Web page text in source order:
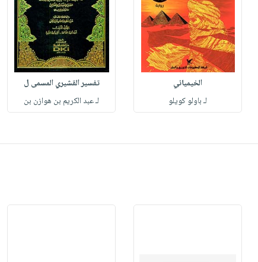
الخيميائي
لـ باولو كويلو
تفسير القشيري المسمى ل
لـ عبد الكريم بن هوازن بن